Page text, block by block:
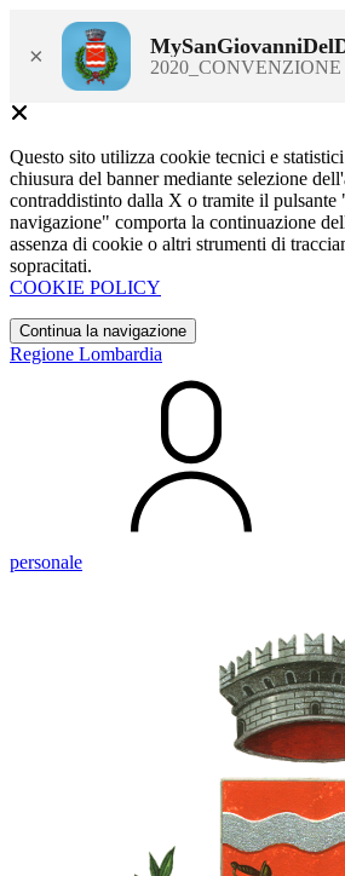
× 2020_CONVENZIONE
Questo sito utilizza cookie tecnici e
chiusura del banner mediante selezione
contraddistinto dalla X o tramite il pulsante
navigazione" comporta la continuazione
assenza di cookie o altri strumenti di
sopracitati.
COOKIE POLICY
Continua la navigazione
Regione Lombardia
personale